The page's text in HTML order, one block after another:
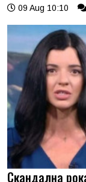
09 Aug 10:10
Скандална